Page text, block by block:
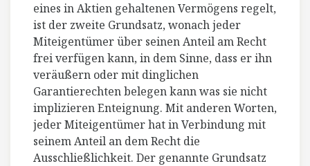
eines in Aktien gehaltenen Vermögens regelt,
ist der zweite Grundsatz, wonach jeder
Miteigentümer über seinen Anteil am Recht
frei verfügen kann, in dem Sinne, dass er ihn
veräußern oder mit dinglichen
Garantierechten belegen kann was sie nicht
implizieren Enteignung. Mit anderen Worten,
jeder Miteigentümer hat in Verbindung mit
seinem Anteil an dem Recht die
Ausschließlichkeit. Der genannte Grundsatz